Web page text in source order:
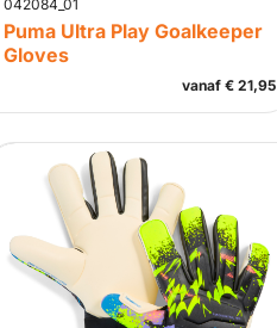
042084_01
Puma Ultra Play Goalkeeper
Gloves
vanaf € 21,95